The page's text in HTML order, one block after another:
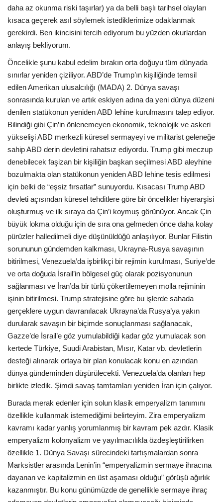
daha az okunma riski taşırlar) ya da belli başlı tarihsel olayları
kısaca geçerek asıl söylemek istediklerimize odaklanmak
gerekirdi. Ben ikincisini tercih ediyorum bu yüzden okurlardan
anlayış bekliyorum.
Öncelikle şunu kabul edelim bırakın orta doğuyu tüm dünyada
sınırlar yeniden çiziliyor. ABD’de Trump’ın kişiliğinde temsil
edilen Amerikan ulusalcılığı (MADA) 2. Dünya savaşı
sonrasında kurulan ve artık eskiyen adına da yeni dünya düzeni
denilen statükonun yeniden ABD lehine kurulmasını talep ediyor.
Bilindiği gibi Çin’in önlenemeyen ekonomik, teknolojik ve askeri
yükselişi ABD merkezli küresel sermayeyi ve militarist geleneğe
sahip ABD derin devletini rahatsız ediyordu. Trump gibi meczup
denebilecek faşizan bir kişiliğin başkan seçilmesi ABD aleyhine
bozulmakta olan statükonun yeniden ABD lehine tesis edilmesi
için belki de “eşsiz fırsatlar” sunuyordu. Kısacası Trump ABD
devleti açısından küresel tehditlere göre bir öncelikler hiyerarşisi
oluşturmuş ve ilk sıraya da Çin’i koymuş görünüyor. Ancak Çin
büyük lokma olduğu için de sıra ona gelmeden önce daha kolay
pürüzler halledilmeli diye düşünüldüğü anlaşılıyor. Bunlar Filistin
sorununun gündemden kalkması, Ukrayna-Rusya savaşının
bitirilmesi, Venezuela’da işbirlikçi bir rejimin kurulması, Suriye’de
ve orta doğuda İsrail’in bölgesel güç olarak pozisyonunun
sağlanması ve İran’da bir türlü çökertilemeyen molla rejiminin
işinin bitirilmesi. Trump stratejisine göre bu işlerde sahada
gerçeklere uygun davranılacak Ukrayna’da Rusya’ya yakın
durularak savaşın bir biçimde sonuçlanması sağlanacak,
Gazze’de İsrail’e göz yumulabildiği kadar göz yumulacak son
kertede Türkiye, Suudi Arabistan, Mısır, Katar vb. devletlerin
desteği alınarak ortaya bir plan konulacak konu en azından
dünya gündeminden düşürülecekti. Venezuela’da olanları hep
birlikte izledik. Şimdi savaş tamtamları yeniden İran için çalıyor.
Burada merak edenler için solun klasik emperyalizm tanımını
özellikle kullanmak istemediğimi belirteyim. Zira emperyalizm
kavramı kadar yanlış yorumlanmış bir kavram pek azdır. Klasik
emperyalizm kolonyalizm ve yayılmacılıkla özdeşleştirilirken
özellikle 1. Dünya Savaşı sürecindeki tartışmalardan sonra
Marksistler arasında Lenin’in “emperyalizmin sermaye ihracına
dayanan ve kapitalizmin en üst aşaması olduğu” görüşü ağırlık
kazanmıştır. Bu konu günümüzde de genellikle sermaye ihraç